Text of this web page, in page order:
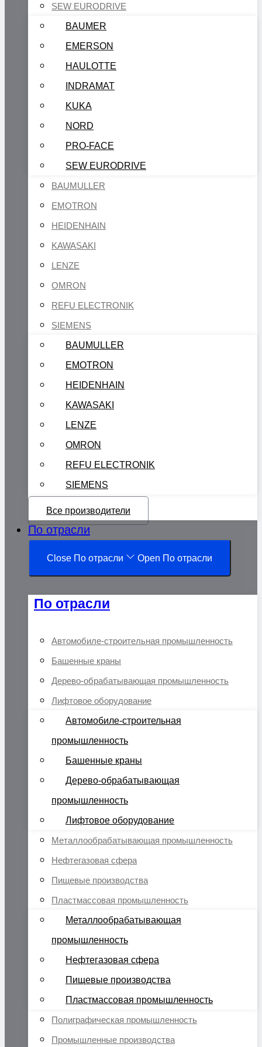
SEW EURODRIVE
BAUMER
EMERSON
HAULOTTE
INDRAMAT
KUKA
NORD
PRO-FACE
SEW EURODRIVE
BAUMULLER
EMOTRON
HEIDENHAIN
KAWASAKI
LENZE
OMRON
REFU ELECTRONIK
SIEMENS
BAUMULLER
EMOTRON
HEIDENHAIN
KAWASAKI
LENZE
OMRON
REFU ELECTRONIK
SIEMENS
Все производители
По отрасли
Close По отрасли Open По отрасли
По отрасли
Автомобиле-строительная промышленность
Башенные краны
Дерево-обрабатывающая промышленность
Лифтовое оборудование
Автомобиле-строительная
промышленность
Башенные краны
Дерево-обрабатывающая
промышленность
Лифтовое оборудование
Металлообрабатывающая промышленность
Нефтегазовая сфера
Пищевые производства
Пластмассовая промышленность
Металлообрабатывающая
промышленность
Нефтегазовая сфера
Пищевые производства
Пластмассовая промышленность
Полиграфическая промышленность
Промышленные производства